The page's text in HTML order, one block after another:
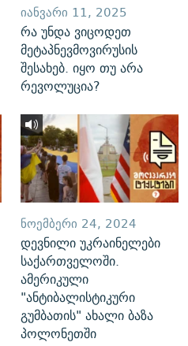
ᲘᲐᲜᲕᲐᲠᲘ 11, 2025
რა უნდა ვიცოდეთ
მეტაპნევმოვირუსის
შესახებ. იყო თუ არა
რევოლუცია?
ᲜᲝᲔᲛᲑᲔᲠᲘ 24, 2024
დევნილი უკრაინელები
საქართველოში.
ამერიკული
"ანტიბალისტიკური
გუმბათის" ახალი ბაზა
პოლონეთში